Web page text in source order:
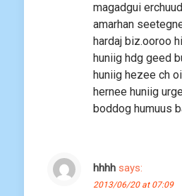
magadgui
amarhan
hardaj biz.ooroo
huniig hdg geed
huniig hezee ch
hernee huniig
boddog humuus
hhhh says:
2013/06/20 at 07:09